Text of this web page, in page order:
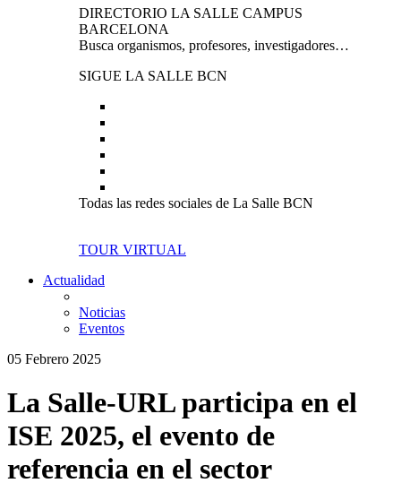
DIRECTORIO LA SALLE CAMPUS
BARCELONA
Busca organismos, profesores, investigadores…
SIGUE LA SALLE BCN
Todas las redes sociales de La Salle BCN
TOUR VIRTUAL
Actualidad
Noticias
Eventos
05 Febrero 2025
La Salle-URL participa en el
ISE 2025, el evento de
referencia en el sector